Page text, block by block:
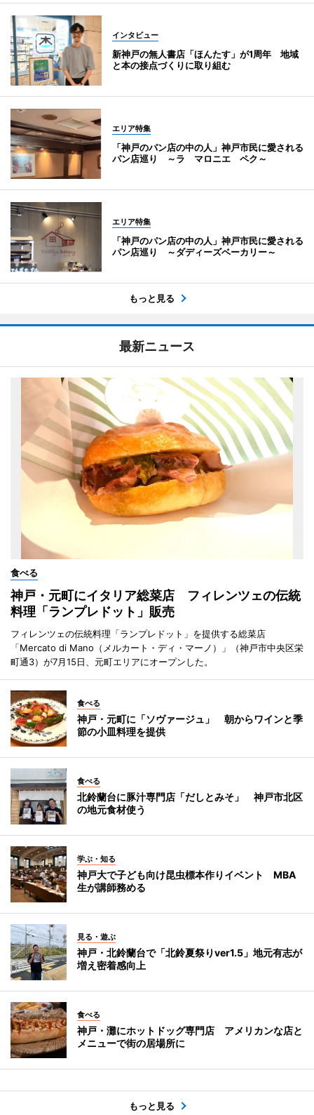
インタビュー
新神戸の無人書店「ほんたす」が1周年 地域
と本の接点づくりに取り組む
エリア特集
「神戸のパン店の中の人」神戸市民に愛される
パン店巡り ～ラ マロニエ ペク～
エリア特集
「神戸のパン店の中の人」神戸市民に愛される
パン店巡り ～ダディーズベーカリー～
もっと見る
最新ニュース
食べる
神戸・元町にイタリア総菜店 フィレンツェの伝統
料理「ランプレドット」販売
フィレンツェの伝統料理「ランプレドット」を提供する総菜店
「Mercato di Mano（メルカート・ディ・マーノ）」（神戸市中央区栄
町通3）が7月15日、元町エリアにオープンした。
食べる
神戸・元町に「ソヴァージュ」 朝からワインと季
節の小皿料理を提供
食べる
北鈴蘭台に豚汁専門店「だしとみそ」 神戸市北区
の地元食材使う
学ぶ・知る
神戸大で子ども向け昆虫標本作りイベント MBA
生が講師務める
見る・遊ぶ
神戸・北鈴蘭台で「北鈴夏祭りver1.5」地元有志が
増え密着感向上
食べる
神戸・灘にホットドッグ専門店 アメリカンな店と
メニューで街の居場所に
もっと見る